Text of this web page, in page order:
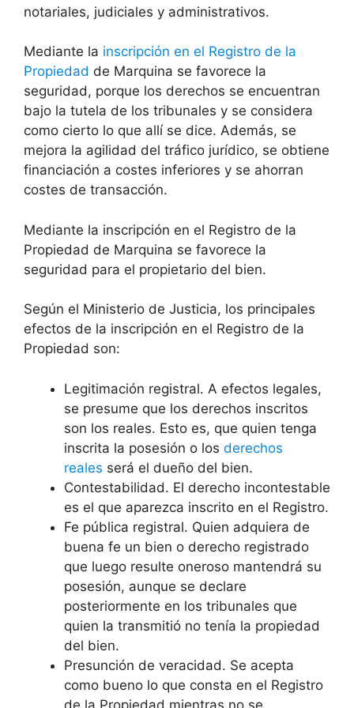
notariales, judiciales y administrativos.
Mediante la inscripción en el Registro de la
Propiedad de Marquina se favorece la
seguridad, porque los derechos se encuentran
bajo la tutela de los tribunales y se considera
como cierto lo que allí se dice. Además, se
mejora la agilidad del tráfico jurídico, se obtiene
financiación a costes inferiores y se ahorran
costes de transacción.
Mediante la inscripción en el Registro de la
Propiedad de Marquina se favorece la
seguridad para el propietario del bien.
Según el Ministerio de Justicia, los principales
efectos de la inscripción en el Registro de la
Propiedad son:
Legitimación registral. A efectos legales,
se presume que los derechos inscritos
son los reales. Esto es, que quien tenga
inscrita la posesión o los derechos
reales será el dueño del bien.
Contestabilidad. El derecho incontestable
es el que aparezca inscrito en el Registro.
Fe pública registral. Quien adquiera de
buena fe un bien o derecho registrado
que luego resulte oneroso mantendrá su
posesión, aunque se declare
posteriormente en los tribunales que
quien la transmitió no tenía la propiedad
del bien.
Presunción de veracidad. Se acepta
como bueno lo que consta en el Registro
de la Propiedad mientras no se